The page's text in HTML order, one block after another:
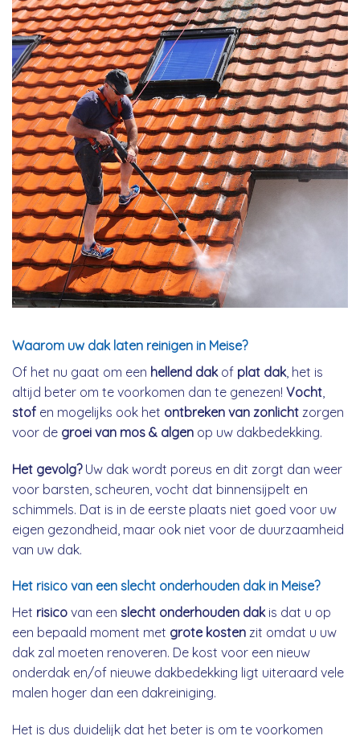
Waarom uw dak laten reinigen in Meise?
Of het nu gaat om een hellend dakof plat dak, het is
altijd beter om te voorkomen dan te genezen! Vocht
stof en mogelijks ook het ontbreken van zonlicht zorgen
voor de groei van mos & algen op uw dakbedekking.
Het gevolg?Uw dak wordt poreus en dit zorgt dan weer
voor barsten, scheuren, vocht dat binnensijpelt en
schimmels. Dat is in de eerste plaats niet goed voor uw
eigen gezondheid, maar ook niet voor de duurzaamheid
van uw dak.
Het risico van een slecht onderhouden dak in Meise?
Het risico van een slecht onderhouden dakis dat u op
een bepaald moment met grote kosten zit omdat u uw
dak zal moeten renoveren. De kost voor een nieuw
onderdak en/of nieuwe dakbedekking ligt uiteraard vele
malen hoger dan een dakreiniging.
Het is dus duidelijk dat het beter is om te voorkomen